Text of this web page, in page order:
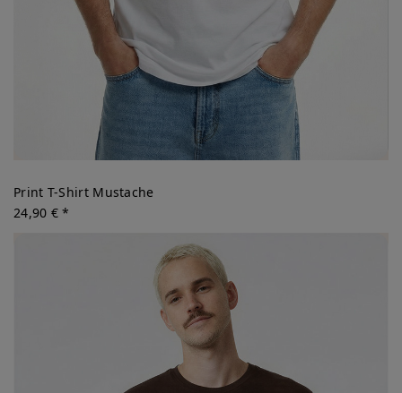
Print T-Shirt Mustache
24,90 € *